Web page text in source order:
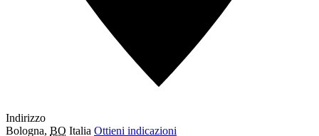
Indirizzo
Bologna, BO Italia Ottieni indicazioni